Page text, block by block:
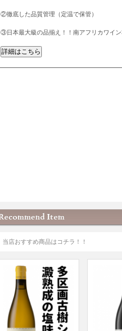
②徹底した品質管理（定温で保管）
③日本最大級の品揃え！！南アフリカワイン
当店おすすめ商品はコチラ！！